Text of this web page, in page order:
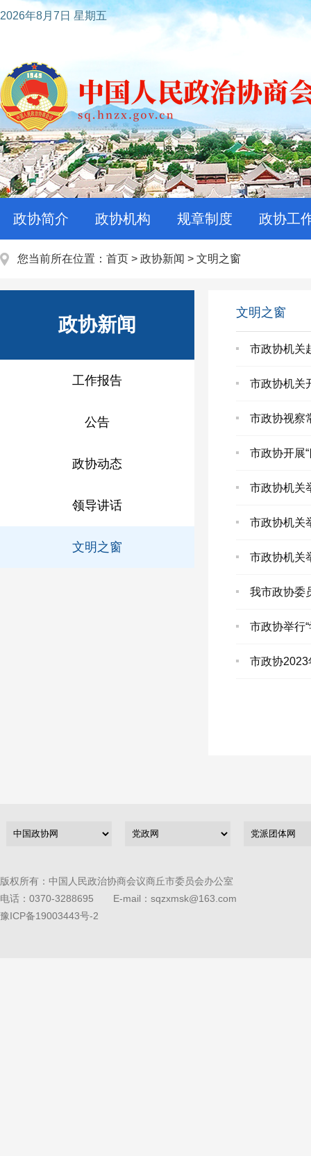
2026年8月7日 星期五
政协简介 政协机构 规章制度 政协工
您当前所在位置： 首页 > 政协新闻 > 文明之窗
政协新闻
工作报告
公告
政协动态
领导讲话
文明之窗
文明之窗
市政协机关
市政协机关
市政协视察
市政协开展
市政协机关
市政协机关
市政协机关
我市政协委
市政协举行
市政协
版权所有：中国人民政治协商会议商丘市委员会办公室
电话：0370-3288695 E-mail：sqzxmsk@163.com
豫ICP备19003443号-2